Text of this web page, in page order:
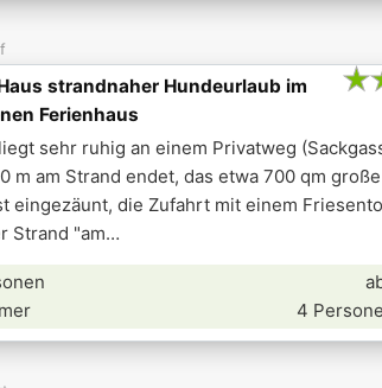
★
strandnaher Hundeurlaub im
Ferienhaus
sehr ruhig an einem Privatweg
m am Strand endet, das etwa 700 qm große
eingezäunt, die Zufahrt mit einem
Strand "am
4